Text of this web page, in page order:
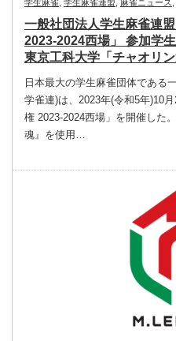
学生麻雀 学生麻雀連盟 麻雀ニュース
一般社団法人学生麻雀連
2023‐2024西場」 参加学
東京工科大学「チャオリン
日本最大の学生麻雀団体である
学雀連)は、2023年(令和5年)10
権 2023‐2024西場」を開催した
魂』を使用…